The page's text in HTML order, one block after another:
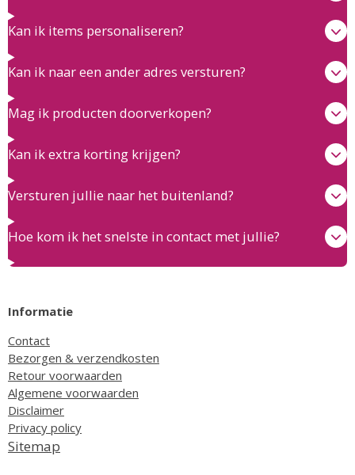
Kan ik items personaliseren?
Kan ik naar een ander adres versturen?
Mag ik producten doorverkopen?
Kan ik extra korting krijgen?
Versturen jullie naar het buitenland?
Hoe kom ik het snelste in contact met jullie?
Informatie
Contact
Bezorgen & verzendkosten
Retour voorwaarden
Algemene voorwaarden
Disclaimer
Privacy policy
Sitemap